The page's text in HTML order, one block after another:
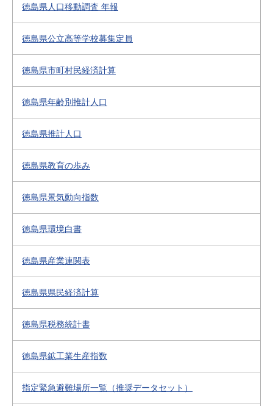
徳島県人口移動調査 年報
徳島県公立高等学校募集定員
徳島県市町村民経済計算
徳島県年齢別推計人口
徳島県推計人口
徳島県教育の歩み
徳島県景気動向指数
徳島県環境白書
徳島県産業連関表
徳島県県民経済計算
徳島県税務統計書
徳島県鉱工業生産指数
指定緊急避難場所一覧（推奨データセット）